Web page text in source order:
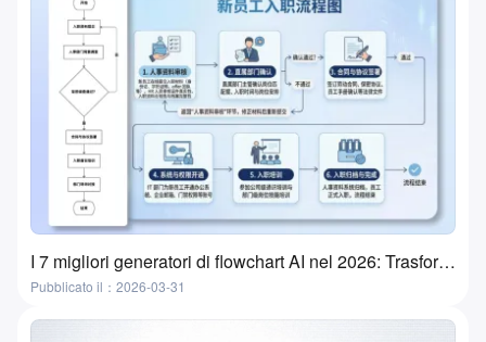
I 7 migliori generatori di flowchart AI nel 2026: Trasforma le idee in flowchart in pochi minuti
Pubblicato il：2026-03-31